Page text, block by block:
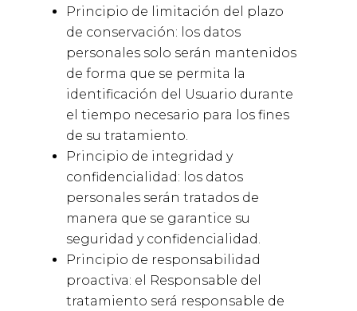
Principio de limitación del plazo
de conservación: los datos
personales solo serán mantenidos
de forma que se permita la
identificación del Usuario durante
el tiempo necesario para los fines
de su tratamiento.
Principio de integridad y
confidencialidad: los datos
personales serán tratados de
manera que se garantice su
seguridad y confidencialidad.
Principio de responsabilidad
proactiva: el Responsable del
tratamiento será responsable de